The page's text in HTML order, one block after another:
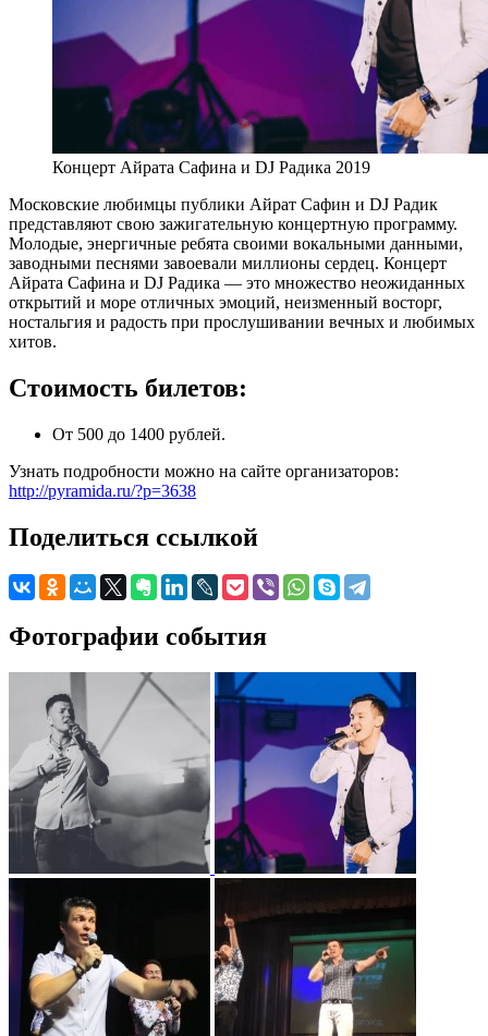
Концерт Айрата Сафина и DJ Радика 2019
Московские любимцы публики Айрат Сафин и DJ Радик
представляют свою зажигательную концертную программу.
Молодые, энергичные ребята своими вокальными данными,
заводными песнями завоевали миллионы сердец. Концерт
Айрата Сафина и DJ Радика — это множество неожиданных
открытий и море отличных эмоций, неизменный восторг,
ностальгия и радость при прослушивании вечных и любимых
хитов.
Стоимость билетов:
От 500 до 1400 рублей.
Узнать подробности можно на сайте организаторов:
http://pyramida.ru/?p=3638
Поделиться ссылкой
Фотографии события